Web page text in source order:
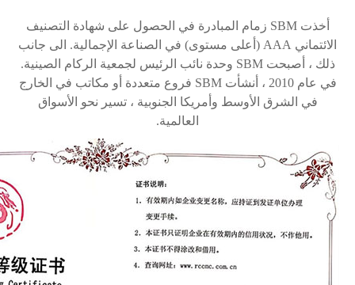
أخذتSBM زمام المبادرة في الحصول على شهادة التصنيف
الائتماني AAA (أعلى مستوى) في الصناعة الإجمالية. الى جانب
ذلك ، أصبحتSBM وحدة نائب الرئيس لجمعية الركام الصينية.
في عام 2010 ، أنشأت
SBM فروع متعددة أو مكاتب في الخارج
في الشرق الأوسط وأمريكا الجنوبية ، تسير نحو الأسواق
العالمية.